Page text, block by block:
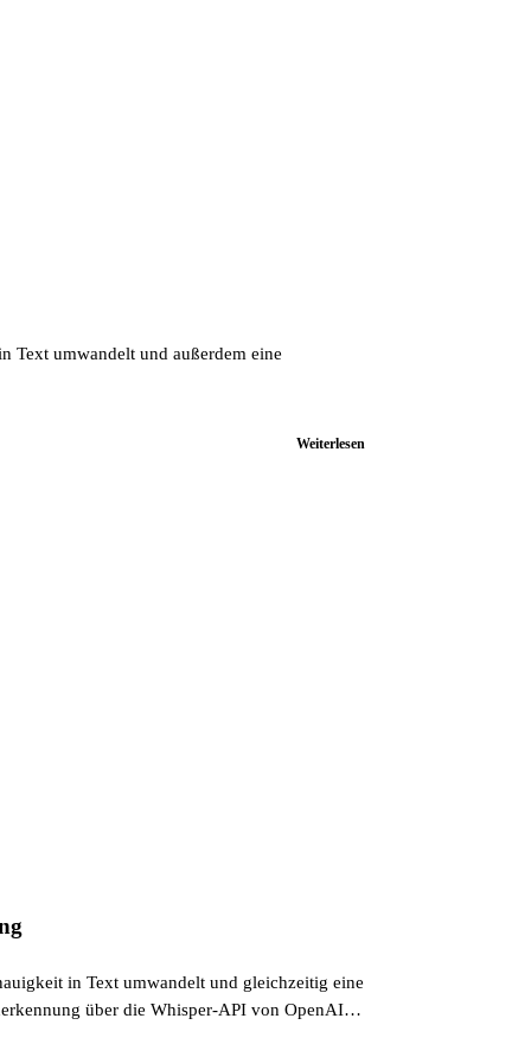
Text umwandelt und außerdem eine
Weiterlesen
in Text umwandelt und gleichzeitig eine
über die Whisper-API von OpenAI.